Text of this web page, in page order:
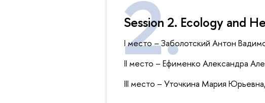
Session 2. Ecology and
I место – Заболотский Антон
II место – Ефименко Александра
III место – Уточкина Мария